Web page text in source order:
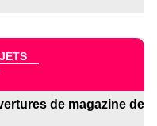
de magazine de